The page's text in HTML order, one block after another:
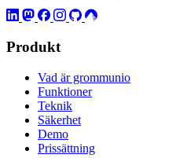
Produkt
Vad är grommunio
Funktioner
Teknik
Säkerhet
Demo
Prissättning